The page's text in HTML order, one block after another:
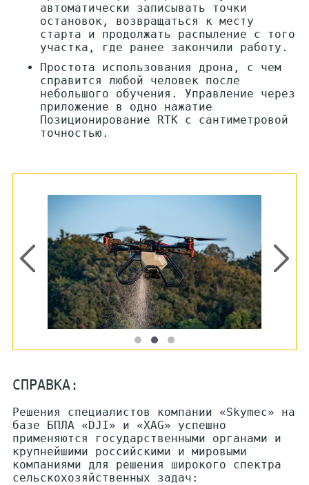
автоматически записывать точки
остановок, возвращаться к месту
старта и продолжать распыление с того
участка, где ранее закончили работу.
Простота использования дрона, с чем
справится любой человек после
небольшого обучения. Управление через
приложение в одно нажатие
Позиционирование RTK с сантиметровой
точностью.
СПРАВКА:
Решения специалистов компании «Skymec» на
базе БПЛА «DJI» и «XAG» успешно
применяются государственными органами и
крупнейшими российскими и мировыми
компаниями для решения широкого спектра
сельскохозяйственных задач: